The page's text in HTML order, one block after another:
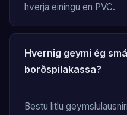
hverja einingu en PVC.
Hvernig geymi ég
borðspilakassa?
Bestu litlu